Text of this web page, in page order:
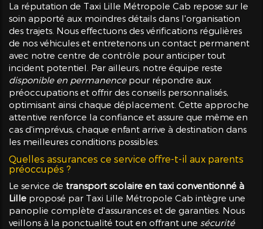
La réputation de Taxi Lille Métropole Cab repose sur le
soin apporté aux moindres détails dans l'organisation
des trajets. Nous effectuons des vérifications régulières
de nos véhicules et entretenons un contact permanent
avec notre centre de contrôle pour anticiper tout
incident potentiel. Par ailleurs, notre équipe reste
disponible en permanencepour répondre aux
préoccupations et offrir des conseils personnalisés,
optimisant ainsi chaque déplacement. Cette approche
attentive renforce la confiance et assure que même en
cas d'imprévus, chaque enfant arrive à destination dans
les meilleures conditions possibles.
Quelles assurances ce service offre-t-il aux parents
préoccupés ?
Le service de transport scolaire en taxi conventionné à
Lille proposé par Taxi Lille Métropole Cab intègre une
panoplie complète d'assurances et de garanties. Nous
veillons à la ponctualité tout en offrant une sécurité